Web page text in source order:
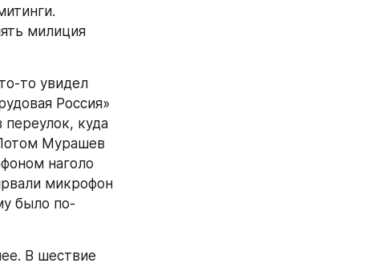
милиция
то увидел
Россия»
переулок, куда
Мурашев
наголо
микрофон
было по-
В шествие